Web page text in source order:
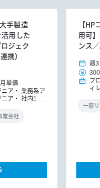
手製造
用した
ジェク
携）
月単価
ア
業務系ア
ア
社内SE
業会社
【
用可
ンス
週3
フ
ィ
一部